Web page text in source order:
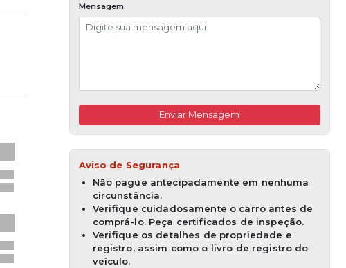
Mensagem
Enviar Mensagem
Aviso de Segurança
Não pague antecipadamente em nenhuma
circunstância.
Verifique cuidadosamente o carro antes de
comprá-lo. Peça certificados de inspeção.
Verifique os detalhes de propriedade e
registro, assim como o livro de registro do
veículo.